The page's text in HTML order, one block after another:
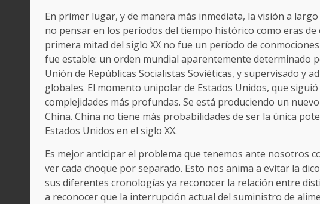
En primer lugar, y de manera más inmediata, la visión a
no pensar en los períodos del tiempo histórico como eras
primera mitad del siglo XX no fue un período de
fue estable: un orden mundial aparentemente determinado
Unión de Repúblicas Socialistas Soviéticas, y supervisado y
globales. El momento unipolar de Estados Unidos, que
complejidades más profundas. Se está produciendo un
China. China no tiene más probabilidades de ser la única
Estados Unidos en el siglo XX.
Es mejor anticipar el problema que tenemos ante nosotros
ver cada choque por separado. Esto nos anima a evitar la
sus diferentes cronologías ya reconocer la relación entre
a reconocer que la interrupción actual del suministro de